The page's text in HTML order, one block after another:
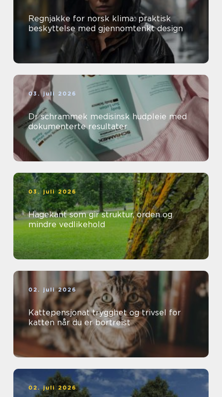
Regnjakke for norsk klima: praktisk
beskyttelse med gjennomtenkt design
03. juli 2026
Dr schrammek medisinsk hudpleie med
dokumenterte resultater
03. juli 2026
Hagekant som gir struktur, orden og
mindre vedlikehold
02. juli 2026
Kattepensjonat trygghet og trivsel for
katten når du er bortreist
02. juli 2026